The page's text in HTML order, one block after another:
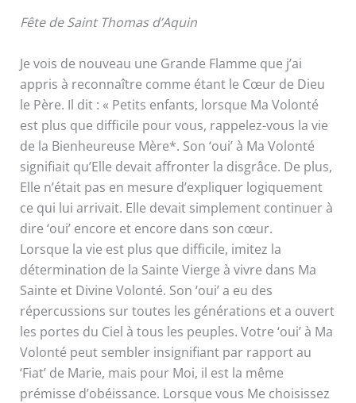
Fête de Saint Thomas d’Aquin
Je vois de nouveau une Grande Flamme que j’ai
appris à reconnaître comme étant le Cœur de Dieu
le Père. Il dit : « Petits enfants, lorsque Ma Volonté
est plus que difficile pour vous, rappelez-vous la vie
de la Bienheureuse Mère*. Son ‘oui’ à Ma Volonté
signifiait qu’Elle devait affronter la disgrâce. De plus,
Elle n’était pas en mesure d’expliquer logiquement
ce qui lui arrivait. Elle devait simplement continuer à
dire ‘oui’ encore et encore dans son cœur.
Lorsque la vie est plus que difficile, imitez la
détermination de la Sainte Vierge à vivre dans Ma
Sainte et Divine Volonté. Son ‘oui’ a eu des
répercussions sur toutes les générations et a ouvert
les portes du Ciel à tous les peuples. Votre ‘oui’ à Ma
Volonté peut sembler insignifiant par rapport au
‘Fiat’ de Marie, mais pour Moi, il est la même
prémisse d’obéissance. Lorsque vous Me choisissez